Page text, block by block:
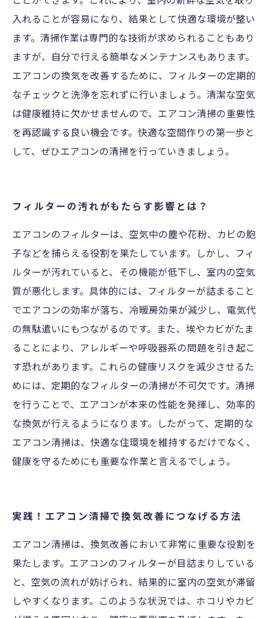
入れることが容易になり、結果として快適な環境が整い
ます。清掃作業は専門的な技術が求められることもあり
ますが、自分で行える簡単なメンテナンスもあります。
エアコンの換気を改善するために、フィルターの定期的
なチェックと洗浄を忘れずに行いましょう。清潔な空気
は健康維持に欠かせませんので、エアコン清掃の重要性
を再認識する良い機会です。快適な空間作りの第一歩と
して、ぜひエアコンの清掃を行っていきましょう。
フィルターの汚れがもたらす影響とは？
エアコンのフィルターは、空気中の塵や花粉、カビの胞
子などを捕らえる役割を果たしています。しかし、フィ
ルターが汚れていると、その機能が低下し、室内の空気
質が悪化します。具体的には、フィルターが詰まること
でエアコンの効率が落ち、冷暖房効果が減少し、電気代
の無駄遣いにもつながるのです。また、埃やカビがたま
ることにより、アレルギーや呼吸器系の問題を引き起こ
す恐れがあります。これらの健康リスクを減少させるた
めには、定期的なフィルターの清掃が不可欠です。清掃
を行うことで、エアコンが本来の性能を発揮し、効率的
な換気が行えるようになります。したがって、定期的な
エアコン清掃は、快適な住環境を維持するだけでなく、
健康を守るためにも重要な作業と言えるでしょう。
実践！エアコン清掃で換気改善につなげる方法
エアコン清掃は、換気改善において非常に重要な役割を
果たします。エアコンのフィルターが目詰まりしている
と、空気の流れが妨げられ、結果的に室内の空気が滞留
しやすくなります。このような状況では、ホコリやカビ